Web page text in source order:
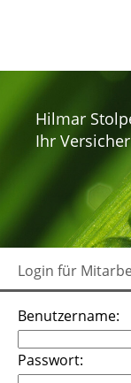
Hilmar
Ihr
Login für
Benutzername:
Passwort: